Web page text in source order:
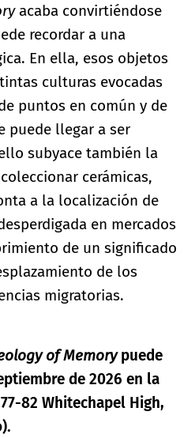
acaba convirtiéndose
recordar a una
En ella, esos objetos
culturas evocadas
puntos en común y de
puede llegar a ser
subyace también la
cerámicas,
a la localización de
en mercados
de un significado
de los
migratorias.
of Memorypuede
de 2026 en la
82 Whitechapel High,